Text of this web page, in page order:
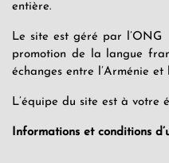
entière.
Le site est géré par
promotion de la langue
échanges entre l’Arménie
L’équipe du site est à votre
Informations et conditions